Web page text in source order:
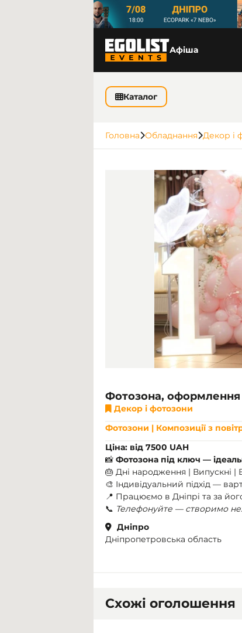
Афіша
Каталог
Головна Обладнання Декор і
Фотозона, оформлення
Декор і фотозони
Фотозони | Композиції з
Ціна: від 7500 UAH
📸 Фотозона під ключ —
🎂 Дні народження | Випускні |
🎨 Індивідуальний підхід —
📍 Працюємо в Дніпрі та за
📞 Телефонуйте — створимо
Дніпро
Дніпропетровська область
Схожі оголошення